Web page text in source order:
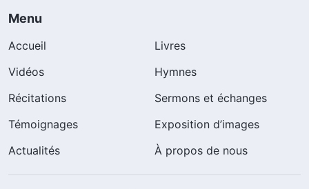
Menu
Accueil
Livres
Vidéos
Hymnes
Récitations
Sermons et échanges
Témoignages
Exposition d’images
Actualités
À propos de nous